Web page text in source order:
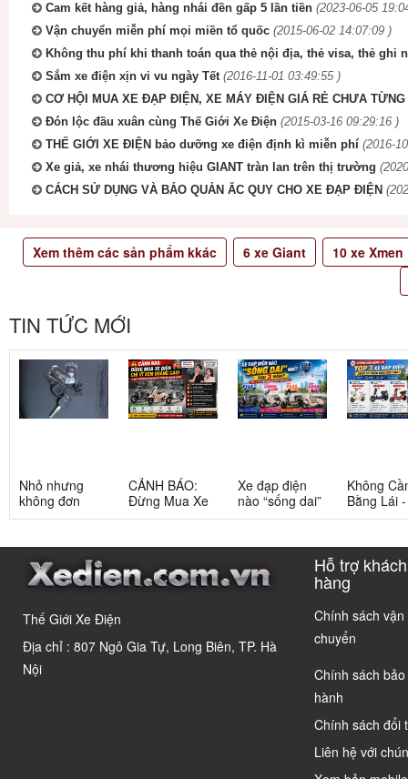
Cam kết hàng giả, hàng nhái đền gấp 5 lần tiền (2023-06-05
Vận chuyển miễn phí mọi miền tổ quốc (2015-06-02 14:07:09 )
Không thu phí khi thanh toán qua thẻ nội địa, thẻ visa, thẻ ghi
Sắm xe điện xịn vi vu ngày Tết (2016-11-01 03:49:55 )
CƠ HỘI MUA XE ĐẠP ĐIỆN, XE MÁY ĐIỆN GIÁ RẺ CHƯA TỪNG
Đón lộc đầu xuân cùng Thế Giới Xe Điện (2015-03-16 09:29:16 )
THẾ GIỚI XE ĐIỆN bảo dưỡng xe điện định kì miễn phí (2016-
Xe giả, xe nhái thương hiệu GIANT tràn lan trên thị trường
CÁCH SỬ DỤNG VÀ BẢO QUẢN ĂC QUY CHO XE ĐẠP ĐIỆN
Xem thêm các sản phẩm kkác 6xe Giant 10xe Xmen
TIN TỨC MỚI
Nhỏ nhưng
không đơn
giản: Sự thật
học sinh cấp 2
CẢNH BÁO:
Đừng Mua Xe
Điện Chỉ Vì
Cáo! 5 Bẫy
Quyết Chọn Xe
Chuẩn Chỉnh
Xe đạp điện
nào “sống dai”
nhất sau 5
có câu trả lời
Không
Bằng Lái
3 Xe Đạp
Cho Học
Thế Giới Xe Điện
Địa chỉ : 807 Ngô Gia Tự, Long Biên, TP. Hà
Nội
Hỗ trợ khách
hàng
Chính sách vận
chuyển
Chính sách bảo
hành
Chính sách đổi
Liên hệ với